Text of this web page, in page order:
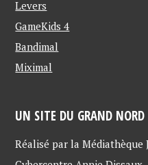
Levers
GameKids 4
Bandimal
Miximal
UN SITE DU GRAND NORD
Réalisé par la Médiathèque